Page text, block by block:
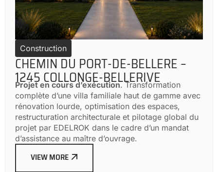
Construction
CHEMIN DU PORT-DE-BELLERE –
1245 COLLONGE-BELLERIVE
Projet en cours d’exécution. Transformation
complète d’une villa familiale haut de gamme avec
rénovation lourde, optimisation des espaces,
restructuration architecturale et pilotage global du
projet par EDELROK dans le cadre d’un mandat
d’assistance au maître d’ouvrage.
VIEW MORE